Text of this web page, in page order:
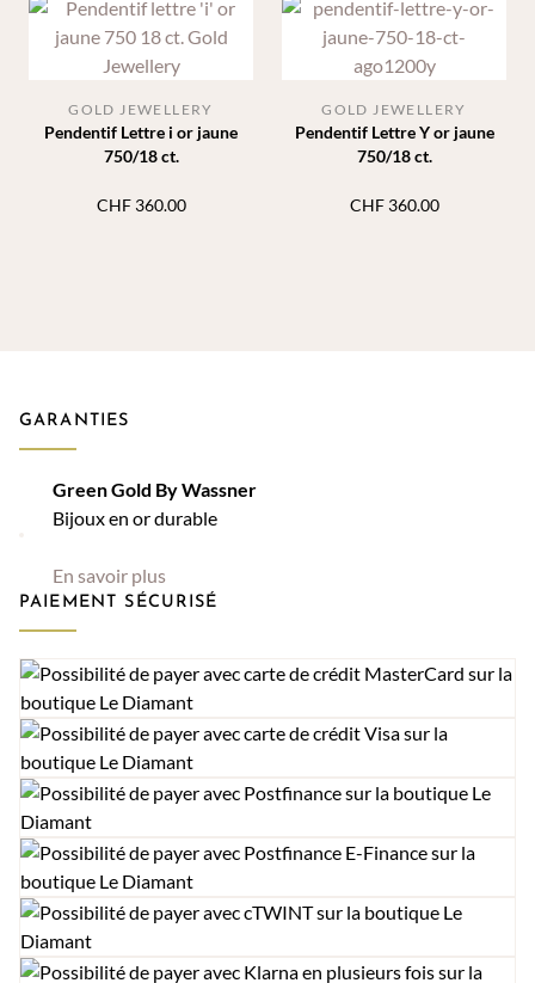
Pendentif Lettre i or jaune
750/18 ct.
GOLD JEWELLERY
CHF360.00
Pendentif Lettre Y or jaune
750/18 ct.
GOLD JEWELLERY
CHF360.00
GARANTIES
Green Gold By Wassner
Bijoux en or durable
En savoir plus
PAIEMENT SÉCURISÉ